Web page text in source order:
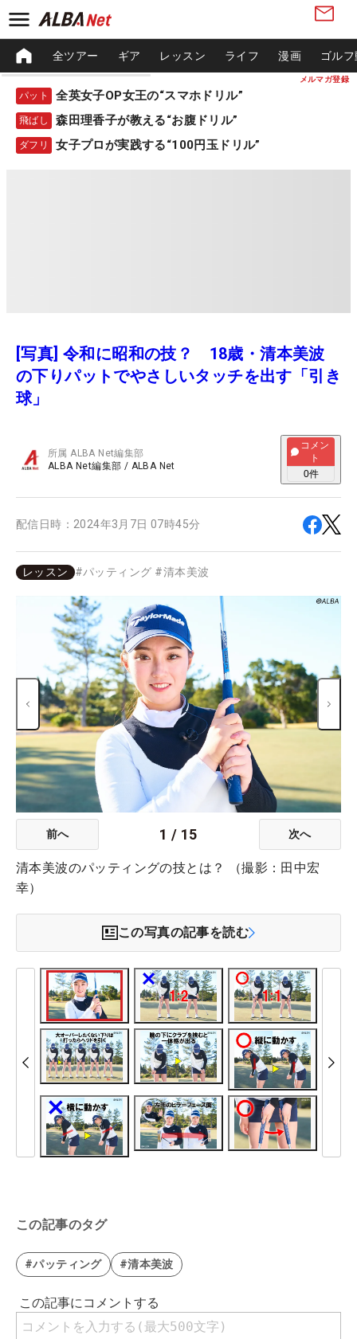
メルマガ登録
全ツアー ギア レッスン ライフ 漫画 ゴル
パット 全英女子OP女王の“スマホドリル”
飛ばし 森田理香子が教える“お腹ドリル”
ダフリ 女子プロが実践する“100円玉ドリル”
[写真] 令和に昭和の技？ 18歳・清本美波
の下りパットでやさしいタッチを出す「引き
球」
所属ALBA Net編集部
ALBA Net編集部 / ALBA Net
コメン
ト
0件
配信日時： 2024年3月7日 07時45分
レッスン #パッティング #清本美波
前へ 1 / 15 次へ
清本美波のパッティングの技とは？ （撮影：田中宏
幸）
この写真の記事を読む
この記事のタグ
#パッティング #清本美波